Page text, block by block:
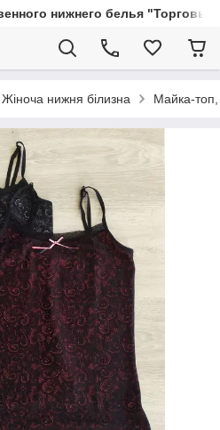
нижнего белья
Жіноча нижня білизна Майка-топ,